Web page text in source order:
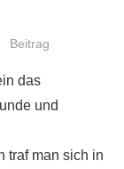
Beitrag
das
und
traf man sich in